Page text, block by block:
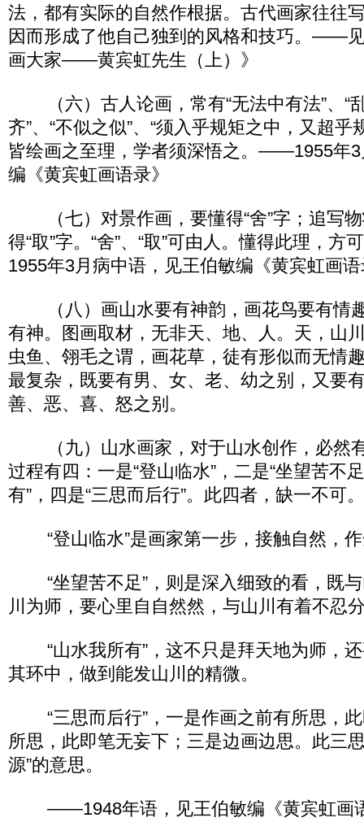
法，都有实际的自然作根据。古代画家往往
因而形成了他自己独到的风格和技巧。——
画大家——黄宾虹先生（上）》
（六）古人论画，常有“无法中有法”、“
齐”、“不似之似”、“须入乎规矩之中，又超乎
皆绘画之至理，学者须深悟之。——1955年3
编《黄宾虹画语录》
（七）对景作画，要懂得“舍”字；追写物
得“取”字。“舍”、“取”可由人。懂得此理，
1955年3月病中语，见王伯敏编《黄宾虹画
（八）画山水要有神韵，画花鸟要有情
有神。图画取材，无非天、地、人。天，山
虫鱼、翎毛之谓，画花草，徒有形似而无情
最复杂，既要有男、女、老、幼之别，又要
善、恶、喜、怒之别。
（九）山水画家，对于山水创作，必然
过程有四：一是“登山临水”，二是“坐望苦不
有”，四是“三思而后行”。此四者，缺一不可。
“登山临水”是画家第一步，接触自然，作
“坐望苦不足”，则是深入细致的看，既与
川为师，要心里自自然然，与山川有着不忍
“山水我所有”，这不只是拜天地为师，还
其环中，做到能发山川的精微。
“三思而后行”，一是作画之前有所思，此
所思，此即笔无妄下；三是边画边思。此三
源”的意思。
——1948年语，见王伯敏编《黄宾虹画